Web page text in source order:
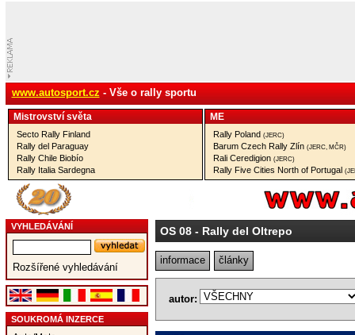
www.autosport.cz - Vše o rally sportu
Mistrovství­ světa
Secto Rally Finland
Rally del Paraguay
Rally Chile Biobío
Rally Italia Sardegna
ME
Rally Poland (JERC)
Barum Czech Rally Zlín (JERC, MČR)
Rali Ceredigion (JERC)
Rally Five Cities North of Portugal
VYHLEDÁVÁNÍ
Rozšířené vyhledávání
SOUKROMÁ INZERCE
OS 08- Rally del Oltrepo
informace články
autor: